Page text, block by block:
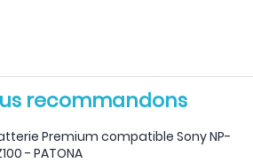
recommandons
Premium compatible Sony NP-
- PATONA